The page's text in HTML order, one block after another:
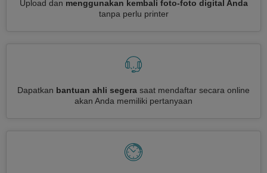
Upload dan menggunakan kembali foto-foto digital Anda
tanpa perlu printer
Dapatkan bantuan ahli segera saat mendaftar secara online
akan Anda memiliki pertanyaan